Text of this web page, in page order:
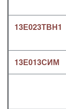
13Е023ТВН1
13Е013СИМ